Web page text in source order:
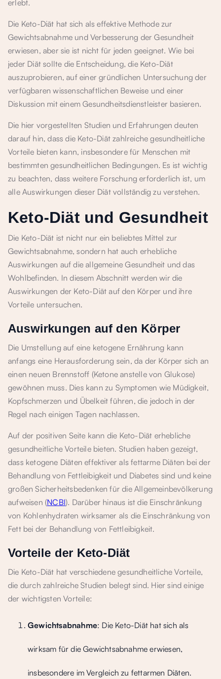
erlebt.
Die Keto-Diät hat sich als effektive Methode zur
Gewichtsabnahme und Verbesserung der Gesundheit
erwiesen, aber sie ist nicht für jeden geeignet. Wie bei
jeder Diät sollte die Entscheidung, die Keto-Diät
auszuprobieren, auf einer gründlichen Untersuchung der
verfügbaren wissenschaftlichen Beweise und einer
Diskussion mit einem Gesundheitsdienstleister basieren.
Die hier vorgestellten Studien und Erfahrungen deuten
darauf hin, dass die Keto-Diät zahlreiche gesundheitliche
Vorteile bieten kann, insbesondere für Menschen mit
bestimmten gesundheitlichen Bedingungen. Es ist wichtig
zu beachten, dass weitere Forschung erforderlich ist, um
alle Auswirkungen dieser Diät vollständig zu verstehen.
Keto-Diät und Gesundheit
Die Keto-Diät ist nicht nur ein beliebtes Mittel zur
Gewichtsabnahme, sondern hat auch erhebliche
Auswirkungen auf die allgemeine Gesundheit und das
Wohlbefinden. In diesem Abschnitt werden wir die
Auswirkungen der Keto-Diät auf den Körper und ihre
Vorteile untersuchen.
Auswirkungen auf den Körper
Die Umstellung auf eine ketogene Ernährung kann
anfangs eine Herausforderung sein, da der Körper sich an
einen neuen Brennstoff (Ketone anstelle von Glukose)
gewöhnen muss. Dies kann zu Symptomen wie Müdigkeit,
Kopfschmerzen und Übelkeit führen, die jedoch in der
Regel nach einigen Tagen nachlassen.
Auf der positiven Seite kann die Keto-Diät erhebliche
gesundheitliche Vorteile bieten. Studien haben gezeigt,
dass ketogene Diäten effektiver als fettarme Diäten bei der
Behandlung von Fettleibigkeit und Diabetes sind und keine
großen Sicherheitsbedenken für die Allgemeinbevölkerung
aufweisen (NCBI). Darüber hinaus ist die Einschränkung
von Kohlenhydraten wirksamer als die Einschränkung von
Fett bei der Behandlung von Fettleibigkeit.
Vorteile der Keto-Diät
Die Keto-Diät hat verschiedene gesundheitliche Vorteile,
die durch zahlreiche Studien belegt sind. Hier sind einige
der wichtigsten Vorteile:
Gewichtsabnahme: Die Keto-Diät hat sich als
wirksam für die Gewichtsabnahme erwiesen,
insbesondere im Vergleich zu fettarmen Diäten.